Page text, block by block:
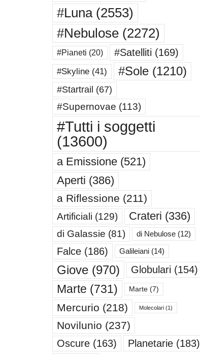
#Luna(2553)
#Nebulose(2272)
#Pianeti (20) #Satelliti (169)
#Skyline(41) #Sole(1210)
#Startrail (67)
#Supernovae (113)
#Tutti i soggetti
(13600)
a Emissione(521)
Aperti (386)
a Riflessione (211)
Artificiali (129) Crateri (336)
di Galassie (81) di Nebulose(12)
Falce(186) Galileiani(14)
Giove(970) Globulari (154)
Marte (731) Marte(7)
Mercurio (218) Molecolari(1)
Novilunio (237)
Oscure(163) Planetarie(183)